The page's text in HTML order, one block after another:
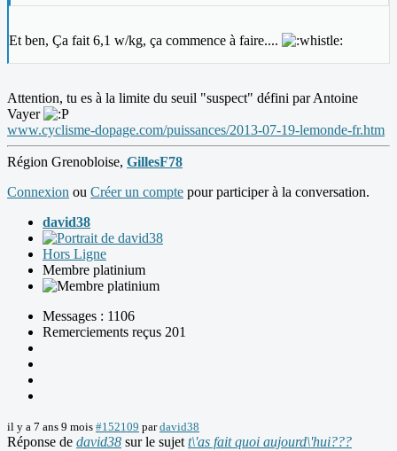
Et ben, Ça fait 6,1 w/kg, ça commence à faire....
Attention, tu es à la limite du seuil "suspect" défini par Antoine
Vayer
www.cyclisme-dopage.com/puissances/2013-07-19-lemonde-fr.htm
Région Grenobloise, GillesF78
Connexion ou Créer un compte pour participer à la conversation.
david38
Hors Ligne
Membre platinium
Messages : 1106
Remerciements reçus 201
il y a 7 ans 9 mois #152109 pardavid38
Réponse de david38 sur le sujet t\'as fait quoi aujourd\'hui???